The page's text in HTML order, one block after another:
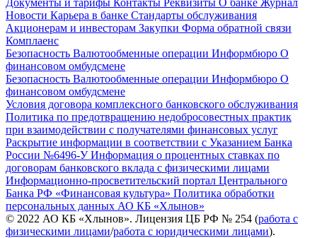
Новости Карьера в банке Стандарты обслуживания
Акционерам и инвесторам Закупки Форма обратной связи
Комплаенс
Безопасность Валютообменные операции Информбюро О
финансовом омбудсмене
Безопасность Валютообменные операции Информбюро О
финансовом омбудсмене
Условия договора комплексного банковского обслуживания
Политика по предотвращению недобросовестных практик
при взаимодействии с получателями финансовых услуг
Раскрытие информации в соответствии с Указанием Банка
России №6496-УИнформация о процентных ставках по
договорам банковского вклада с физическими лицами
Информационно-просветительский портал Центрального
Банка РФ «Финансовая культура» Политика обработки
персональных данных АО КБ «Хлынов»
© 2022 АО КБ «Хлынов». Лицензия ЦБ РФ № 254 (работа с
физическими лицами/работа с юридическими лицами).